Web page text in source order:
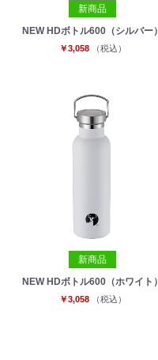
新商品
NEW HDボトル600（シルバー）
￥3,058 （税込）
新商品
NEW HDボトル600（ホワイト）
￥3,058 （税込）